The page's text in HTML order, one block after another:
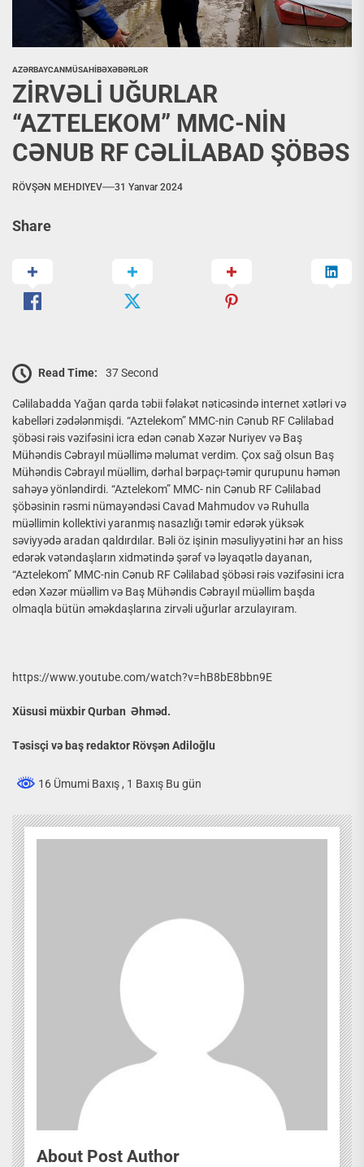
AZƏRBAYCANMÜSAHİBƏXƏBƏRLƏR
ZİRVƏLİ UĞURLAR
“AZTELEKOM” MMC-NİN
CƏNUB RF CƏLİLABAD ŞÖBƏS
RÖVŞƏN MEHDIYEV 31 Yanvar 2024
Share
Read Time: 37 Second
Cəlilabadda Yağan qarda təbii fəlakət nəticəsində internet xətləri və
kabelləri zədələnmişdi. “Aztelekom” MMC-nin Cənub RF Cəlilabad
şöbəsi rəis vəzifəsini icra edən cənab Xəzər Nuriyev və Baş
Mühəndis Cəbrayıl müəllimə məlumat verdim. Çox sağ olsun Baş
Mühəndis Cəbrayıl müəllim, dərhal bərpaçı-təmir qurupunu həmən
sahəyə yönləndirdi. “Aztelekom” MMC- nin Cənub RF Cəlilabad
şöbəsinin rəsmi nümayəndəsi Cavad Mahmudov və Ruhulla
müəllimin kollektivi yaranmış nasazlığı təmir edərək yüksək
səviyyədə aradan qaldırdılar. Bəli öz işinin məsuliyyətini hər an hiss
edərək vətəndaşların xidmətində şərəf və ləyaqətlə dayanan,
“Aztelekom” MMC-nin Cənub RF Cəlilabad şöbəsi rəis vəzifəsini icra
edən Xəzər müəllim və Baş Mühəndis Cəbrayıl müəllim başda
olmaqla bütün əməkdaşlarına zirvəli uğurlar arzulayıram.
https://www.youtube.com/watch?v=hB8bE8bbn9E
Xüsusi müxbirQurban Əhməd.
Təsisçi və baş redaktor Rövşən Adiloğlu
16 Ümumi Baxış , 1 Baxış Bu gün
About Post Author